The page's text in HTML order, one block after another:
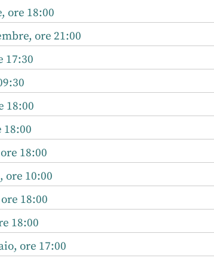
ore 18:00
ore 21:00
17:30
18:00
18:00
ore 10:00
18:00
18:00
ore 17:00